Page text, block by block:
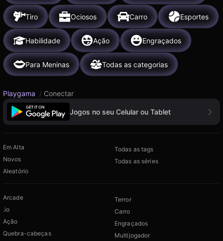
Tiro Ociosos Carro Esportes
Habilidade Ação Engraçados
Para Meninas Todas as categorias
Playgama / Conectar
Jogos no seu Celular ou Tablet
Em Alta
Novos
Aleatório
Todas as tags
Todas as séries
Arcade
.io
Ação
Quebra-cabeças
Terror
Carro
Engraçados
Multijogador